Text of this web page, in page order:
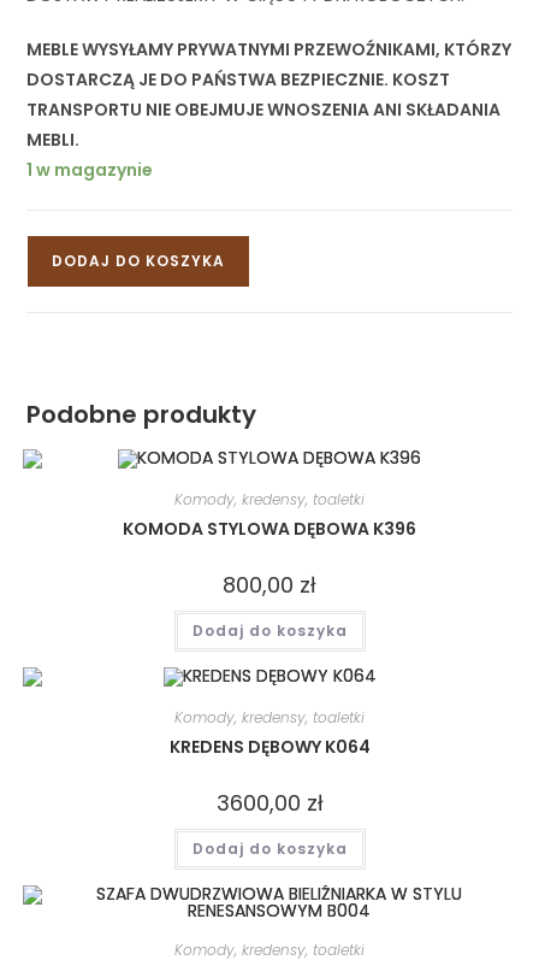
MEBLE WYSYŁAMY PRYWATNYMI PRZEWOŹNIKAMI, KTÓRZY
DOSTARCZĄ JE DO PAŃSTWA BEZPIECZNIE. KOSZT
TRANSPORTU NIE OBEJMUJE WNOSZENIA ANI SKŁADANIA
MEBLI.
1 w magazynie
DODAJ DO KOSZYKA
Podobne produkty
Komody, kredensy, toaletki
KOMODA STYLOWA DĘBOWA K396
800,00 zł
Dodaj do koszyka
Komody, kredensy, toaletki
KREDENS DĘBOWY K064
3600,00 zł
Dodaj do koszyka
Komody, kredensy, toaletki